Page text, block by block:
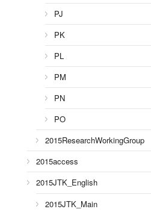
PJ
PK
PL
PM
PN
PO
2015ResearchWorkingGroup
2015access
2015JTK_English
2015JTK_Main